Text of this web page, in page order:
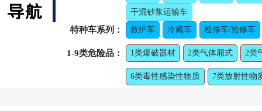
干混砂浆运输车
特种车系列： 救护车 冷藏车 检修车/抢修车
1-9类危险品： 1类爆破器材 2类气体厢式 2类
6类毒性感染性物质 7类放射性物